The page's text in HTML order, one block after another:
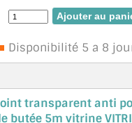
Disponibilité 5 a 8
transparent anti
butée 5m vitrine